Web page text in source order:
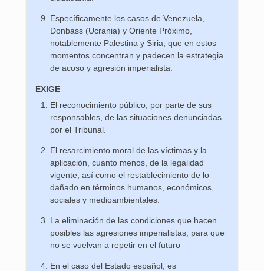
Específicamente los casos de Venezuela,
Donbass (Ucrania) y Oriente Próximo,
notablemente Palestina y Siria, que en estos
momentos concentran y padecen la estrategia
de acoso y agresión imperialista.
EXIGE
El reconocimiento público, por parte de sus
responsables, de las situaciones denunciadas
por el Tribunal.
El resarcimiento moral de las víctimas y la
aplicación, cuanto menos, de la legalidad
vigente, así como el restablecimiento de lo
dañado en términos humanos, económicos,
sociales y medioambientales.
La eliminación de las condiciones que hacen
posibles las agresiones imperialistas, para que
no se vuelvan a repetir en el futuro
En el caso del Estado español, es